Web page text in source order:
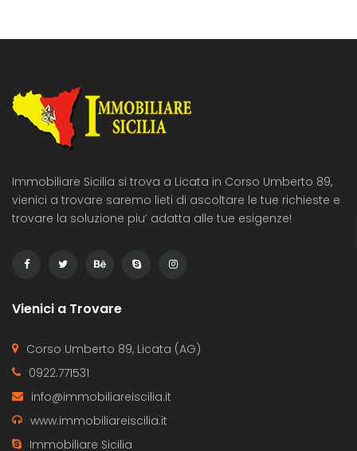
Immobiliare Sicilia si trova a Licata in Corso Umberto 89,
vienici a trovare saremo lieti di ascoltare le tue richieste e
trovare la soluzione piu’ adatta alle tue esigenze!
Vienici a Trovare
Corso Umberto 89, Licata (AG)
0922.771531
info@immobiliareiscilia.it
www.immobiliareiscilia.it
Immobiliare Sicilia